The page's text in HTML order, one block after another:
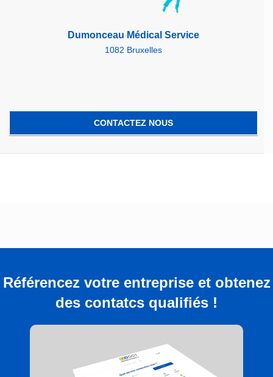
Dumonceau Médical Service
1082 Bruxelles
CONTACTEZ NOUS
Référencez votre entreprise et obtenez
des contatcs qualifiés !